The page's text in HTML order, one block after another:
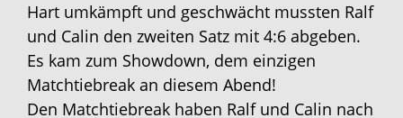
Hart umkämpft und geschwächt mussten Ralf
und Calin den zweiten Satz mit 4:6 abgeben.
Es kam zum Showdown, dem einzigen
Matchtiebreak an diesem Abend!
Den Matchtiebreak haben Ralf und Calin nach